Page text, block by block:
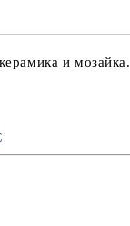
и мозайка.